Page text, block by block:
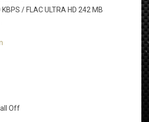
/ FLAC ULTRA HD 242 MB
Off